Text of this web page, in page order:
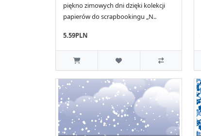
piękno zimowych dni dzięki kolekcji
papierów do scrapbookingu „N..
5.59PLN